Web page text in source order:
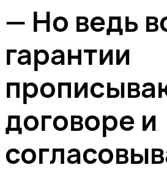
— Но ведь
гарантии
договоре и
Спасибо за
Мы отправили
проверочное
Спасибо за
Мы отправили
проверочное
ближайшее
Подпишитесь, чтобы
тщательно
информацию о
Спасибо за
Мы отправили
проверочное